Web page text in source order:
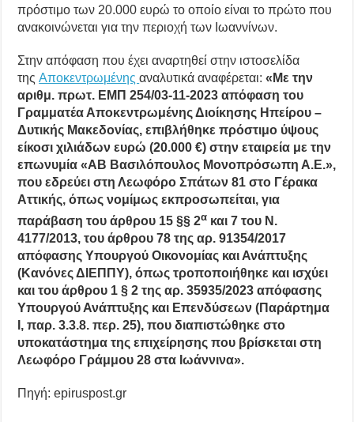
πρόστιμο των 20.000 ευρώ το οποίο είναι το πρώτο που
ανακοινώνεται για την περιοχή των Ιωαννίνων.
Στην απόφαση που έχει αναρτηθεί στην ιστοσελίδα
τηςΑποκεντρωμένηςαναλυτικά αναφέρεται:«Με την
αριθμ. πρωτ. ΕΜΠ 254/03-11-2023 απόφαση του
Γραμματέα Αποκεντρωμένης Διοίκησης Ηπείρου –
Δυτικής Μακεδονίας, επιβλήθηκε πρόστιμο ύψους
είκοσι χιλιάδων ευρώ (20.000 €) στην εταιρεία με την
επωνυμία «ΑΒ Βασιλόπουλος Μονοπρόσωπη Α.Ε.»,
που εδρεύει στη Λεωφόρο Σπάτων 81 στο Γέρακα
Αττικής, όπως νομίμως εκπροσωπείται, για
παράβαση του άρθρου 15 §§ 2α και 7 του Ν.
4177/2013, του άρθρου 78 της αρ. 91354/2017
απόφασης Υπουργού Οικονομίας και Ανάπτυξης
(Κανόνες ΔΙΕΠΠΥ), όπως τροποποιήθηκε και ισχύει
και του άρθρου 1 § 2 της αρ. 35935/2023 απόφασης
Υπουργού Ανάπτυξης και Επενδύσεων (Παράρτημα
Ι, παρ. 3.3.8. περ. 25), που διαπιστώθηκε στο
υποκατάστημα της επιχείρησης που βρίσκεται στη
Λεωφόρο Γράμμου 28 στα Ιωάννινα».
Πηγή: epiruspost.gr